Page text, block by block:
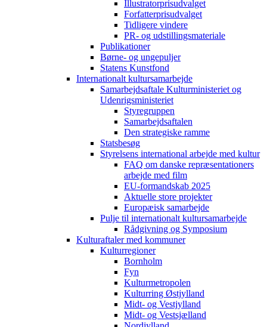
Illustratorprisudvalget
Forfatterprisudvalget
Tidligere vindere
PR- og udstillingsmateriale
Publikationer
Børne- og ungepuljer
Statens Kunstfond
Internationalt kultursamarbejde
Samarbejdsaftale Kulturministeriet og
Udenrigsministeriet
Styregruppen
Samarbejdsaftalen
Den strategiske ramme
Statsbesøg
Styrelsens international arbejde med kultur
FAQ om danske repræsentationers
arbejde med film
EU-formandskab 2025
Aktuelle store projekter
Europæisk samarbejde
Pulje til internationalt kultursamarbejde
Rådgivning og Symposium
Kulturaftaler med kommuner
Kulturregioner
Bornholm
Fyn
Kulturmetropolen
Kulturring Østjylland
Midt- og Vestjylland
Midt- og Vestsjælland